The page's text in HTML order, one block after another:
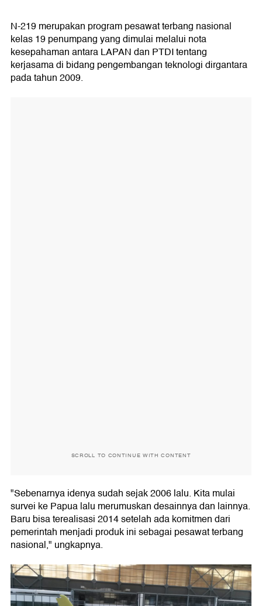
N-219 merupakan program pesawat terbang nasional
kelas 19 penumpang yang dimulai melalui nota
kesepahaman antara LAPAN dan PTDI tentang
kerjasama di bidang pengembangan teknologi dirgantara
pada tahun 2009.
SCROLL TO CONTINUE WITH CONTENT
"Sebenarnya idenya sudah sejak 2006 lalu. Kita mulai
survei ke Papua lalu merumuskan desainnya dan lainnya.
Baru bisa terealisasi 2014 setelah ada komitmen dari
pemerintah menjadi produk ini sebagai pesawat terbang
nasional," ungkapnya.